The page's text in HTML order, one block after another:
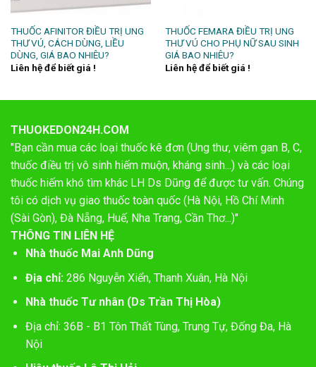
THUỐC AFINITOR ĐIỀU TRỊ UNG
THƯ VÚ, CÁCH DÙNG, LIỀU
DÙNG, GIÁ BAO NHIÊU?
Liên hệ để biết giá !
THUỐC FEMARA ĐIỀU TRỊ UNG
THƯ VÚ CHO PHỤ NỮ SAU SINH
GIÁ BAO NHIÊU?
Liên hệ để biết giá !
THUOKEDON24H.COM
"Bạn cần mua các loại thuốc kê đơn (Ung thư, viêm gan B, C,
thuốc điều trị vô sinh hiếm muộn, kháng sinh...) và các loại
thuốc hiếm khó tìm khác LH Ds Dũng để được tư vấn. Chúng
tôi có dịch vụ giao thuốc toàn quốc (Hà Nội, Hồ Chí Minh
(Sài Gòn), Đà Nẵng, Huế, Nha Trang, Cần Thơ...)"
THÔNG TIN LIÊN HỆ
Nhà thuốc Mai Anh Dũng
Địa chỉ:286 Nguyễn Xiển, Thanh Xuân, Hà Nội
Nhà thuốc Tư nhân (Ds Trần Thị Hòa)
Địa chỉ: 36B - B1 Tôn Thất Tùng, Trung Tự, Đống Đa, Hà
Nội